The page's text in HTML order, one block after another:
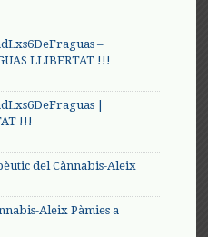
–
LLIBERTAT !!!
|
!!!
del Cànnabis-Aleix
Aleix Pàmies a